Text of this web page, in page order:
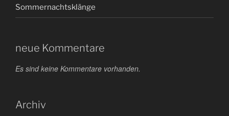
Sommernachtsklänge
neue Kommentare
Es sind keine Kommentare vorhanden.
Archiv